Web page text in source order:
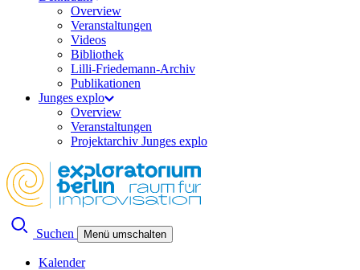
Overview
Veranstaltungen
Videos
Bibliothek
Lilli-Friedemann-Archiv
Publikationen
Junges explo
Overview
Veranstaltungen
Projektarchiv Junges explo
Suchen Menü umschalten
Kalender